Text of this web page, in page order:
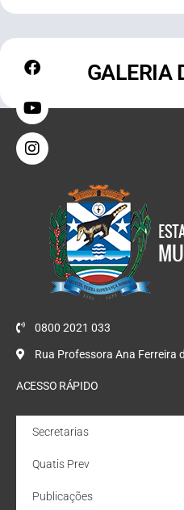
GALERIA
0800 2021 033
Rua Professora Ana Ferreira
ACESSO RÁPIDO
Secretarias
Quatis Prev
Publicações